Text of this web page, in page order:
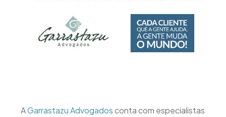
AGarrastazu Advogadosconta com especialistas